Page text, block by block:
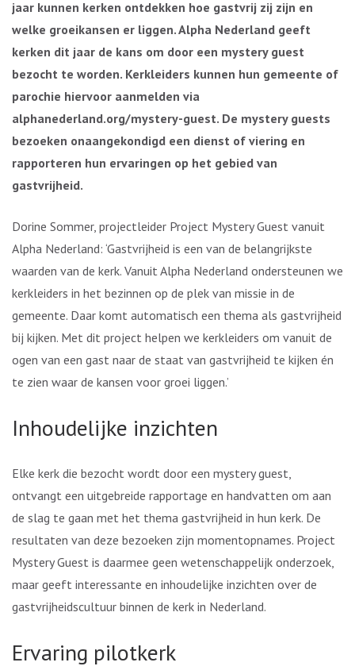
jaar kunnen kerken ontdekken hoe gastvrij zij zijn en
welke groeikansen er liggen. Alpha Nederland geeft
kerken dit jaar de kans om door een mystery guest
bezocht te worden. Kerkleiders kunnen hun gemeente of
parochie hiervoor aanmelden via
alphanederland.org/mystery-guest. De mystery guests
bezoeken onaangekondigd een dienst of viering en
rapporteren hun ervaringen op het gebied van
gastvrijheid.
Dorine Sommer, projectleider Project Mystery Guest vanuit
Alpha Nederland: ‘Gastvrijheid is een van de belangrijkste
waarden van de kerk. Vanuit Alpha Nederland ondersteunen we
kerkleiders in het bezinnen op de plek van missie in de
gemeente. Daar komt automatisch een thema als gastvrijheid
bij kijken. Met dit project helpen we kerkleiders om vanuit de
ogen van een gast naar de staat van gastvrijheid te kijken én
te zien waar de kansen voor groei liggen.’
Inhoudelijke inzichten
Elke kerk die bezocht wordt door een mystery guest,
ontvangt een uitgebreide rapportage en handvatten om aan
de slag te gaan met het thema gastvrijheid in hun kerk. De
resultaten van deze bezoeken zijn momentopnames. Project
Mystery Guest is daarmee geen wetenschappelijk onderzoek,
maar geeft interessante en inhoudelijke inzichten over de
gastvrijheidscultuur binnen de kerk in Nederland.
Ervaring pilotkerk